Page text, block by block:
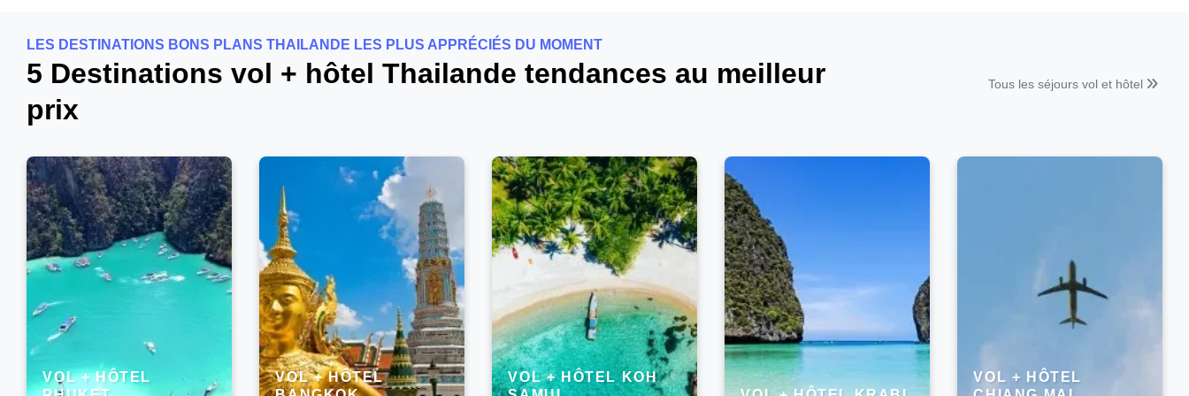
LES DESTINATIONS BONS PLANS THAILANDE LES PLUS APPRÉCIÉS DU MOMENT
5 Destinations vol + hôtel Thailande tendances au meilleur
prix
Tous les séjours vol et hôtel
VOL + HÔTEL
VOL + HÔTEL
VOL + HÔTEL KOH
VOL + HÔTEL